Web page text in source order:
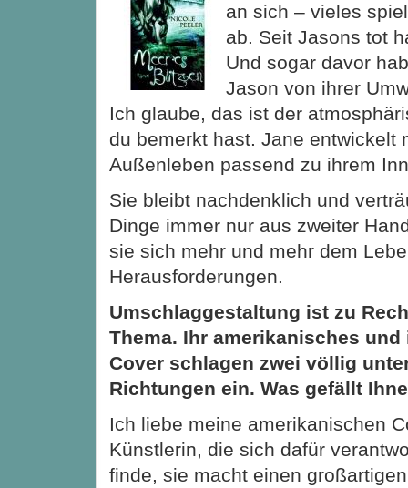
an sich – vieles
ab. Seit Jasons tot
Und sogar davor
Jason von ihrer
Ich glaube, das ist der
du bemerkt hast. Jane entwickelt
Außenleben passend zu ihrem
Sie bleibt nachdenklich und
Dinge immer nur aus zweiter
sie sich mehr und mehr dem
Herausforderungen.
Umschlaggestaltung ist zu
Thema. Ihr amerikanisches
Cover schlagen zwei völlig
Richtungen ein. Was gefällt
Ich liebe meine amerikanischen
Künstlerin, die sich dafür
finde, sie macht einen